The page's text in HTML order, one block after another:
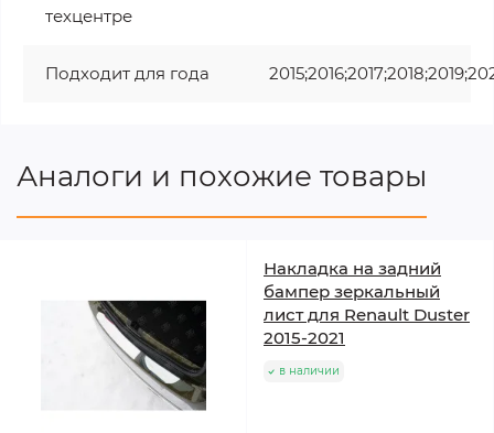
техцентре
Подходит для года
Аналоги и похожие товары
Накладка на задний
бампер зеркальный
лист для Renault Duster
2015-2021
в наличии